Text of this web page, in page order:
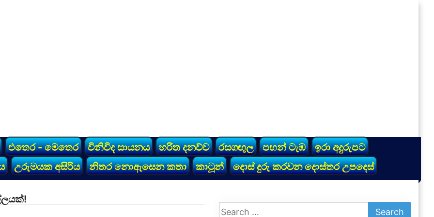
එතෙර - මෙතෙර විනිවිද සායනය හරිත දනව්ව රසගඟුල පහන් ටැඹ
ඉරා අදුරුපට
උරුමයක අසිරිය නිතර නොඇසෙන කතා කාටූන් දොස් දුරු කරවන දොස්තර උපදෙස්